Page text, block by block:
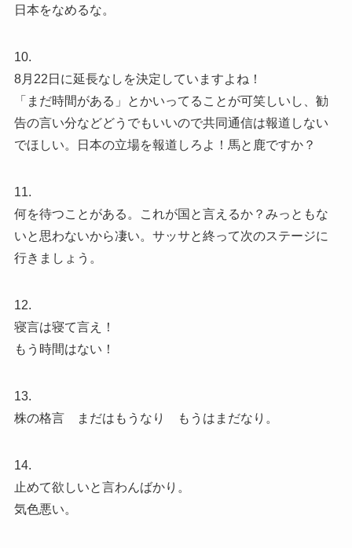
日本をなめるな。
10.
8月22日に延長なしを決定していますよね！
「まだ時間がある」とかいってることが可笑しいし、勧
告の言い分などどうでもいいので共同通信は報道しない
でほしい。日本の立場を報道しろよ！馬と鹿ですか？
11.
何を待つことがある。これが国と言えるか？みっともな
いと思わないから凄い。サッサと終って次のステージに
行きましょう。
12.
寝言は寝て言え！
もう時間はない！
13.
株の格言 まだはもうなり もうはまだなり。
14.
止めて欲しいと言わんばかり。
気色悪い。